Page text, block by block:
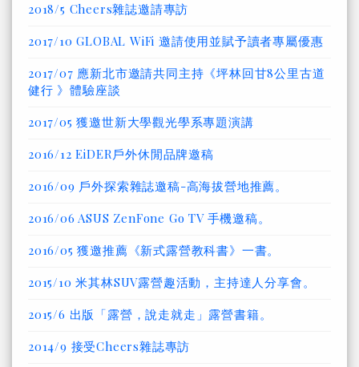
2018/5 Cheers雜誌邀請專訪
2017/10 GLOBAL WiFi 邀請使用並賦予讀者專屬優惠
2017/07 應新北市邀請共同主持《坪林回甘8公里古道
健行 》體驗座談
2017/05 獲邀世新大學觀光學系專題演講
2016/12 EiDER戶外休閒品牌邀稿
2016/09 戶外探索雜誌邀稿-高海拔營地推薦。
2016/06 ASUS ZenFone Go TV 手機邀稿。
2016/05 獲邀推薦《新式露營教科書》一書。
2015/10 米其林SUV露營趣活動，主持達人分享會。
2015/6 出版「露營，說走就走」露營書籍。
2014/9 接受Cheers雜誌專訪